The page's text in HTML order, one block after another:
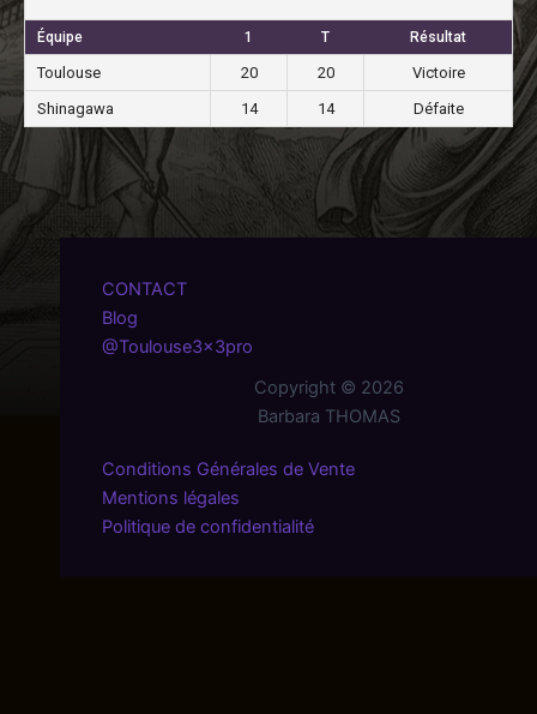
Équipe 1 T Résultat
Toulouse 20 20
Victoire
Shinagawa
14 14 Défaite
CONTACT
Blog
@Toulouse3x3pro
Copyright © 2026
Barbara THOMAS
Conditions Générales de Vente
Mentions légales
Politique de confidentialité